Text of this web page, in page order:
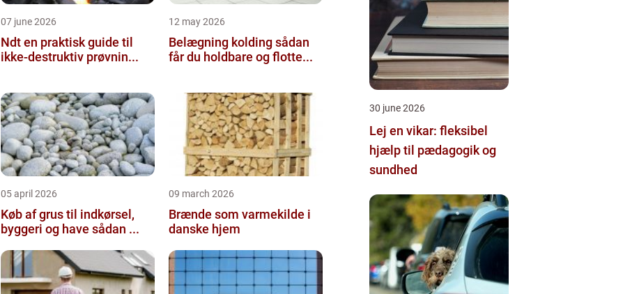
07 june 2026
Ndt en praktisk guide til
ikke-destruktiv prøvnin...
12 may 2026
Belægning kolding sådan
får du holdbare og flotte...
05 april 2026
Køb af grus til indkørsel,
byggeri og have sådan ...
09 march 2026
Brænde som varmekilde i
danske hjem
30 june 2026
Lej en vikar: fleksibel
hjælp til pædagogik og
sundhed